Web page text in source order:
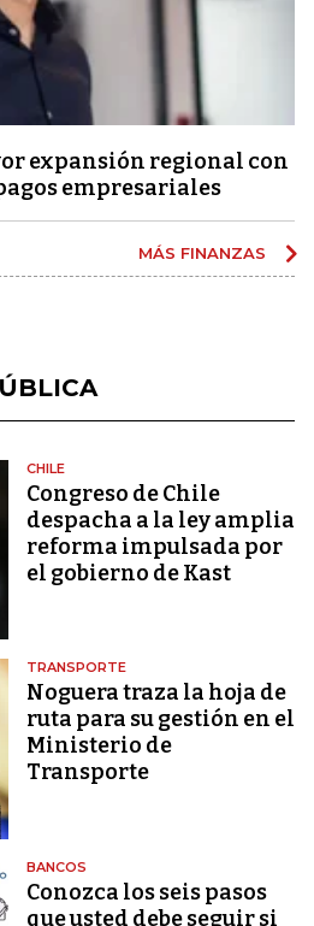
expansión regional con
empresariales
MÁS FINANZAS
CHILE
Congreso de Chile
despacha a la ley amplia
reforma impulsada por
el gobierno de Kast
TRANSPORTE
Noguera traza la hoja de
ruta para su gestión en el
Ministerio de
Transporte
BANCOS
Conozca los seis pasos
que usted debe seguir si